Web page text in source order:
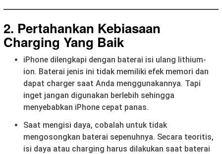
2. Pertahankan Kebiasaan
Charging Yang Baik
iPhone dilengkapi dengan baterai isi ulang lithium-
ion. Baterai jenis ini tidak memiliki efek memori dan
dapat charger saat Anda menggunakannya. Tapi
inget jangan digunakan berlebih sehingga
menyebabkan iPhone cepat panas.
Saat mengisi daya, cobalah untuk tidak
mengosongkan baterai sepenuhnya. Secara teoritis,
isi daya atau charging harus dilakukan saat baterai